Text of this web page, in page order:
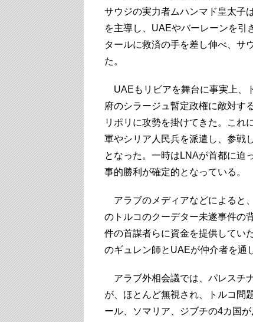
サウジの実力者ムハンマド皇太子
を主導し、UAEやバーレーンを引
タールに救済の手を差し伸べ、サ
た。
UAEもリビアを舞台に事実上、
府のシラージュ暫定政権に敵対す
リポリに攻勢を掛けてきた。これ
軍やシリア人民兵を派遣し、参戦
となった。一時はLNAが首都に迫
事的勝利が確定的となっている。
アラブのメディアなどによると
のトルコのクーデター未遂事件の
件の首謀者らに資金を提供してい
のギュレン師とUAEが仲介者を通
アラブ外相会議では、パレスチ
が、ほとんど無視され、トルコ問
ール、ソマリア、ジブチの4カ国